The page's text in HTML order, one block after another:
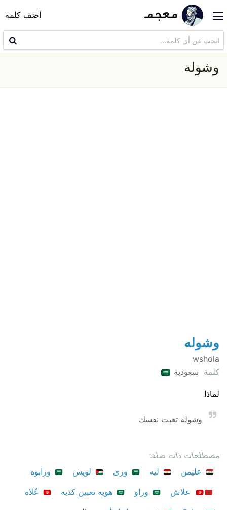
أضف كلمة
وشوله
وشوله
wshola
كلمة سعودية
لماذا
وشوله تعبت نفسك
مصطلحات ذات صلة:
عليمن
ليه ورى لويش
ورابوه
علاش
وراو هويه تعبين كذيه
عْلاه